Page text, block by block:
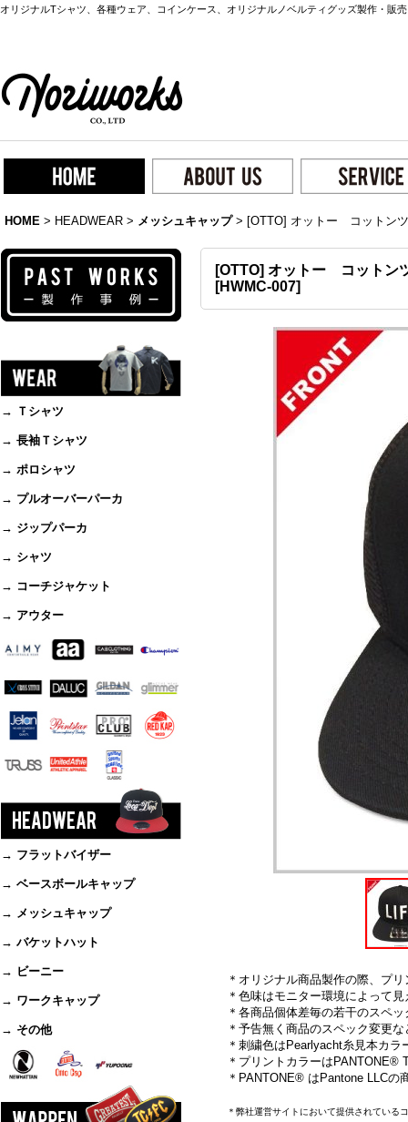
オリジナルTシャツ、各種ウェア、コインケース、オリジナルノベルティグッズ製作・販
HOME > HEADWEAR > メッシュキャップ > [OTTO] オットー コットン
→ Ｔシャツ
→ 長袖Ｔシャツ
→ ポロシャツ
→ プルオーバーパーカ
→ ジップパーカ
→ シャツ
→ コーチジャケット
→ アウター
→ フラットバイザー
→ ベースボールキャップ
→ メッシュキャップ
→ バケットハット
→ ビーニー
→ ワークキャップ
→ その他
[OTTO] オットー コット
[HWMC-007]
＊オリジナル商品製作の際、プ
＊色味はモニター環境によって
＊各商品個体差毎の若干のスペ
＊予告無く商品のスペック変更
＊刺繍色はPearlyacht糸見本カ
＊プリントカラーはPANTONE®
＊PANTONE® はPantone LLCの
＊弊社運営サイトにおいて提供されている